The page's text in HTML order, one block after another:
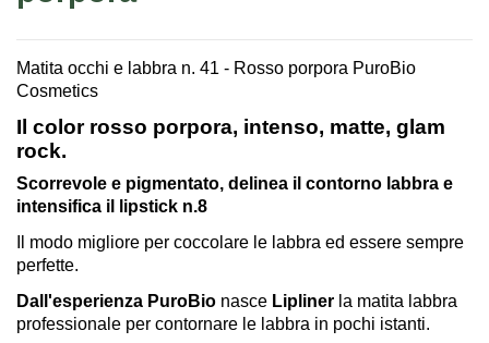
Matita occhi e labbra n. 41 - Rosso porpora PuroBio
Cosmetics
Il color rosso porpora, intenso, matte, glam
rock.
Scorrevole e pigmentato, delinea il contorno labbra e
intensifica il lipstick n.8
Il modo migliore per coccolare le labbra ed essere sempre
perfette.
Dall'esperienza PuroBio nasce Lipliner la matita labbra
professionale per contornare le labbra in pochi istanti.